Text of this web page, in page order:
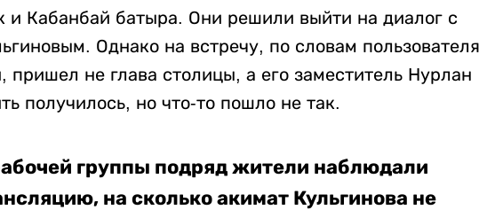
и Кабанбай батыра. Они решили выйти на диалог с
Однако на встречу, по словам пользователя
пришел не глава столицы, а его заместитель Нурлан
получилось, но что-то пошло не так.
группы подряд жители наблюдали
на сколько акимат Кульгинова не